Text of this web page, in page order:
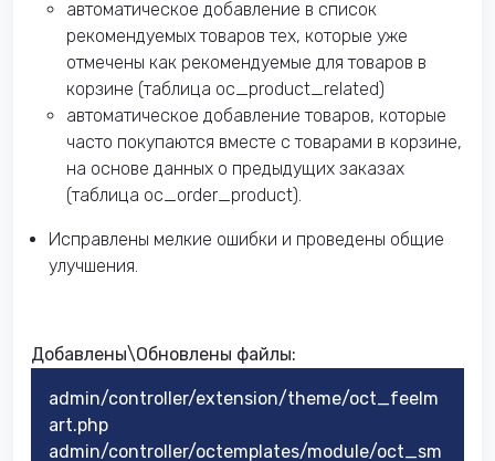
автоматическое добавление в список
рекомендуемых товаров тех, которые уже
отмечены как рекомендуемые для товаров в
корзине (таблица oc_product_related)
автоматическое добавление товаров, которые
часто покупаются вместе с товарами в корзине,
на основе данных о предыдущих заказах
(таблица oc_order_product).
Исправлены мелкие ошибки и проведены общие
улучшения.
Добавлены\Обновлены файлы:
admin/controller/extension/theme/oct_feelm
art.php
admin/controller/octemplates/module/oct_sm